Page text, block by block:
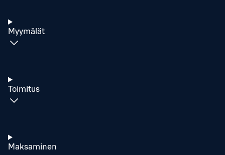
Myymälät
Toimitus
Maksaminen